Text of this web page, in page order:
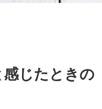
じたときの